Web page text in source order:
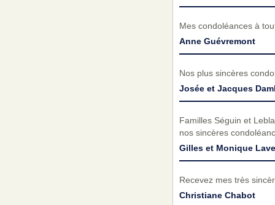
Mes condoléances à
Anne Guévremont
Nos plus sincères
Josée et Jacques
Familles Séguin et
nos sincères
Gilles et Monique
Recevez mes très
Christiane Chabot